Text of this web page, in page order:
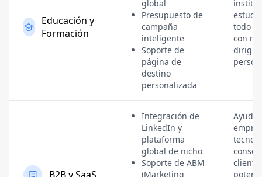
Educación y
Formación
global
Presupuesto de
campaña
inteligente
Soporte de
página de
destino
personalizada
todo
con
Integración de
LinkedIn y
plataforma
global de nicho
Soporte de ABM
(Marketing
Ayuda